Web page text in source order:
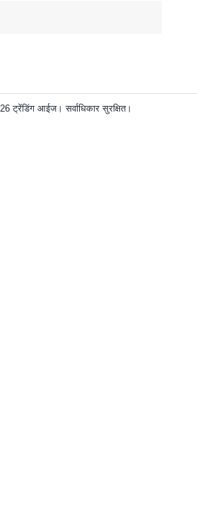
ट्रेंडिंग आईज। सर्वाधिकार सुरक्षित।